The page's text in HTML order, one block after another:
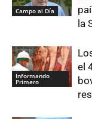
Campo al Día
la
Informando
Primero
el